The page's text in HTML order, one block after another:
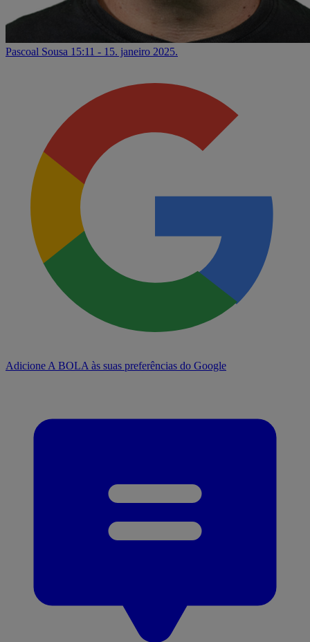
Pascoal Sousa 15:11 - 15. janeiro 2025.
Adicione A BOLA às suas preferências do Google